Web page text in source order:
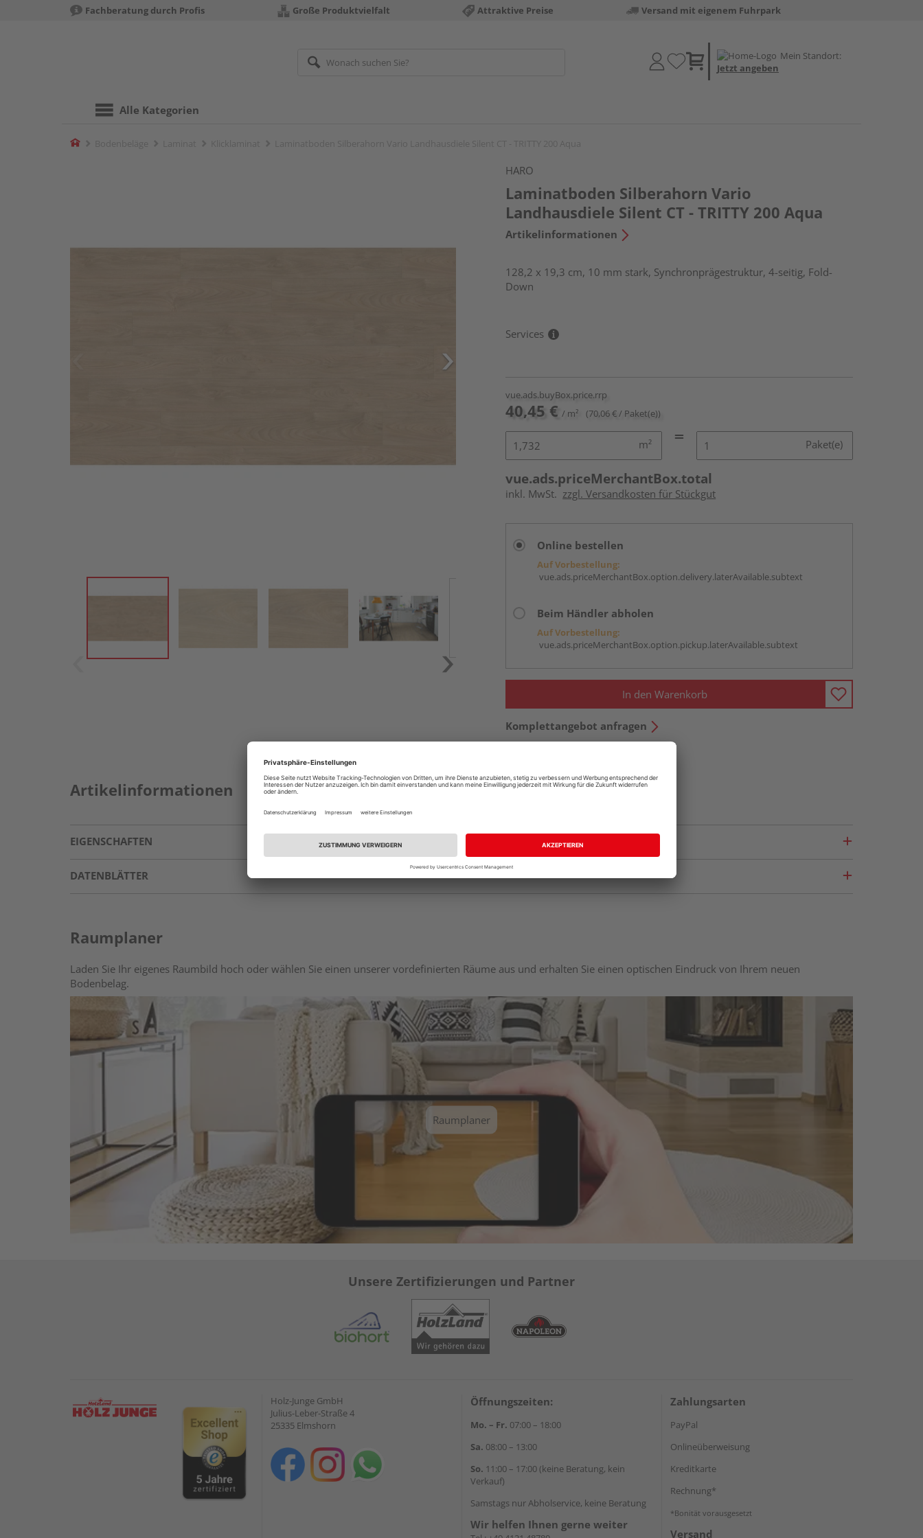
Fachberatung durch Profis Große Produktvielfalt Attraktive Preise Versand mit eigenem Fuhrpark
Mein Standort:
Jetzt angeben
Alle Kategorien
Home
HARO
Laminatboden Silberahorn Vario
Landhausdiele Silent CT - TRITTY 200 Aqua
Artikelinformationen
128,2 x 19,3 cm, 10 mm stark, Synchronprägestruktur, 4-seitig, Fold-
Down
Services
vue.ads.buyBox.price.rrp
40,45 € / m² (70,06 € / Paket(e))
m² Paket(e)
vue.ads.priceMerchantBox.total
inkl. MwSt. zzgl. Versandkosten für Stückgut
Online bestellen
Auf Vorbestellung:
vue.ads.priceMerchantBox.option.delivery.laterAvailable.subtext
Beim Händler abholen
Auf Vorbestellung:
vue.ads.priceMerchantBox.option.pickup.laterAvailable.subtext
In den Warenkorb
Komplettangebot anfragen
Artikelinformationen
EIGENSCHAFTEN
DATENBLÄTTER
Raumplaner
Laden Sie Ihr eigenes Raumbild hoch oder wählen Sie einen unserer vordefinierten Räume aus und erhalten Sie einen optischen Eindruck von Ihrem neuen
Bodenbelag.
Raumplaner
Unsere Zertifizierungen und Partner
Holz-Junge GmbH
Julius-Leber-Straße 4
25335 Elmshorn
Öffnungszeiten:
Mo. – Fr. 07:00 – 18:00
Sa. 08:00 – 13:00
So. 11:00 – 17:00 (keine Beratung, kein
Verkauf)
Samstags nur Abholservice, keine Beratung
Wir helfen Ihnen gerne weiter
Zahlungsarten
PayPal
Onlineüberweisung
Kreditkarte
Rechnung*
*Bonität vorausgesetzt
Versand